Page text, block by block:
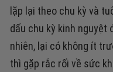
lặp lại theo chu kỳ và
dấu chu kỳ kinh nguyệt
nhiên, lại có không ít
thì gặp rắc rối về sức